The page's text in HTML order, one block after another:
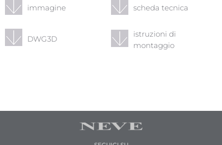
immagine scheda tecnica
DWG3D
istruzioni di
montaggio